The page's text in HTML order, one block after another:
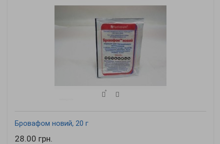
Бровафом новий, 20 г
28.00 грн.